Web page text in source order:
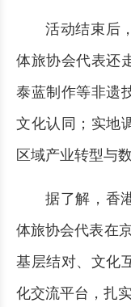
活动结束后
体旅协会代表还
泰蓝制作等非遗
文化认同；实地
区域产业转型与
据了解，香
体旅协会代表在
基层结对、文化
化交流平台，扎